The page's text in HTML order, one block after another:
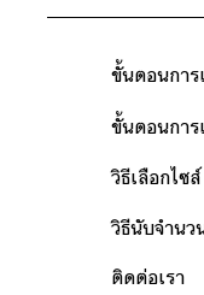
ขั้นตอนการ
ขั้นตอนการ
วิธีเลือกไซส์
วิธีนับจำนว
ติดต่อเรา